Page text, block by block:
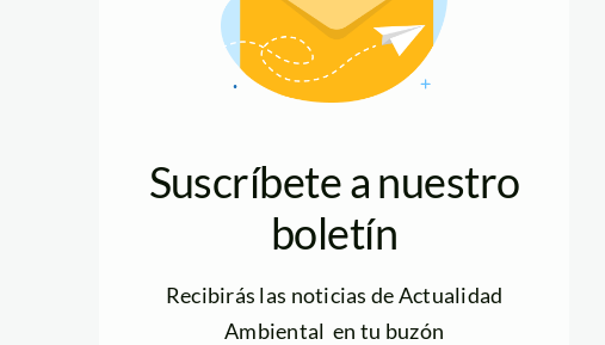
Suscríbete a nuestro
boletín
Recibirás las noticias de Actualidad
Ambiental en tu buzón